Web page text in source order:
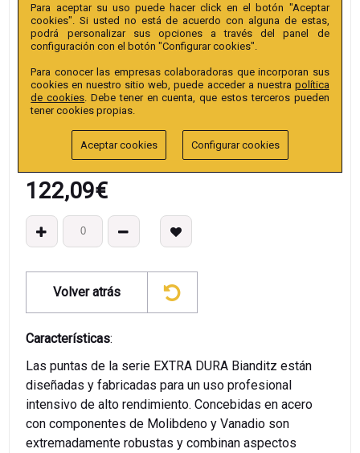
Referencia:238430
Colección
Punta Hex. 25mm 1/4" Extra.
EAN13:
122,09€
Volver atrás
Características:
Las puntas de la serie EXTRA DURA Bianditz están
diseñadas y fabricadas para un uso profesional
intensivo de alto rendimiento. Concebidas en acero
con componentes de Molibdeno y Vanadio son
extremadamente robustas y combinan aspectos
Para aceptar su uso puede hacer click en el botón "Aceptar
cookies". Si usted no está de acuerdo con alguna de estas,
podrá personalizar sus opciones a través del panel de
configuración con el botón "Configurar cookies".
Para conocer las empresas colaboradoras que incorporan sus
cookies en nuestro sitio web, puede acceder a nuestra política
de cookies . Debe tener en cuenta, que estos terceros pueden
tener cookies propias.
Aceptar cookies Configurar cookies